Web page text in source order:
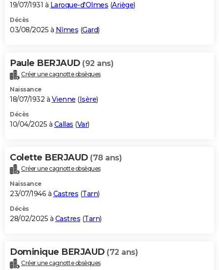
19/07/1931 à Laroque-d'Olmes (Ariège)
Décès
03/08/2025 à Nîmes (Gard)
Paule BERJAUD (92 ans)
Créer une cagnotte obsèques
Naissance
18/07/1932 à Vienne (Isère)
Décès
10/04/2025 à Callas (Var)
Colette BERJAUD (78 ans)
Créer une cagnotte obsèques
Naissance
23/07/1946 à Castres (Tarn)
Décès
28/02/2025 à Castres (Tarn)
Dominique BERJAUD (72 ans)
Créer une cagnotte obsèques